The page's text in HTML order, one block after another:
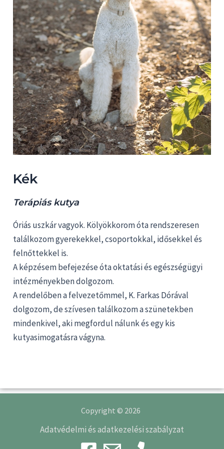
Kék
Terápiás kutya
Óriás uszkár vagyok. Kölyökkorom óta rendszeresen
találkozom gyerekekkel, csoportokkal, idősekkel és
felnőttekkel is.
A képzésem befejezése óta oktatási és egészségügyi
intézményekben dolgozom.
A rendelőben a felvezetőmmel, K. Farkas Dórával
dolgozom, de szívesen találkozom a szünetekben
mindenkivel, aki megfordul nálunk és egy kis
kutyasimogatásra vágyna.
Copyright © 2026
Adatvédelmi és adatkezelési szabályzat